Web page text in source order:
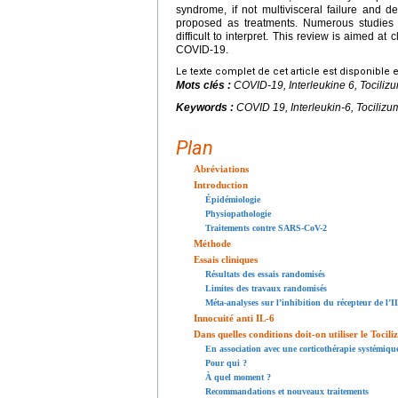
syndrome, if not multivisceral failure and
proposed as treatments. Numerous
difficult to interpret. This review is aimed at
COVID-19.
Le texte complet de cet article est disponible
Mots clés : COVID-19, Interleukine 6,
Keywords : COVID 19, Interleukin-6,
Plan
Abréviations
Introduction
Épidémiologie
Physiopathologie
Traitements contre SARS-CoV-2
Méthode
Essais cliniques
Résultats des essais randomisés
Limites des travaux randomisés
Méta-analyses sur l’inhibition du récepteur de
Innocuité anti IL-6
Dans quelles conditions doit-on utiliser le
En association avec une corticothérapie
Pour qui ?
À quel moment ?
Recommandations et nouveaux traitements